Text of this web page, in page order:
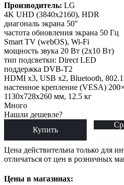
Производитель: LG
4K UHD (3840x2160), HDR
диагональ экрана 50"
частота обновления экрана 50 Гц
Smart TV (webOS), Wi-Fi
мощность звука 20 Вт (2х10 Вт)
тип подсветки: Direct LED
поддержка DVB-T2
HDMI x3, USB x2, Bluetooth,
настенное крепление (VESA)
1130x728x260 мм, 12.5 кг
Много
Нашли дешевле?
Купить
Цена действительна только для
отличаться от цен в розничных
Цены в магазинах: